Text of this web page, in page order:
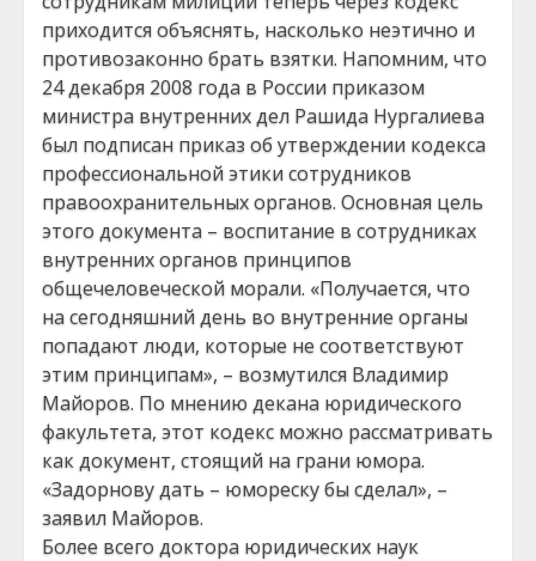
приходится объяснять, насколько неэтично и
противозаконно брать взятки. Напомним, что
24 декабря 2008 года в России приказом
министра внутренних дел Рашида Нургалиева
был подписан приказ об утверждении кодекса
профессиональной этики сотрудников
правоохранительных органов. Основная цель
этого документа – воспитание в сотрудниках
внутренних органов принципов
общечеловеческой морали. «Получается, что
на сегодняшний день во внутренние органы
попадают люди, которые не соответствуют
этим принципам», – возмутился Владимир
Майоров. По мнению декана юридического
факультета, этот кодекс можно рассматривать
как документ, стоящий на грани юмора.
«Задорнову дать – юмореску бы сделал», –
заявил Майоров.
Более всего доктора юридических наук